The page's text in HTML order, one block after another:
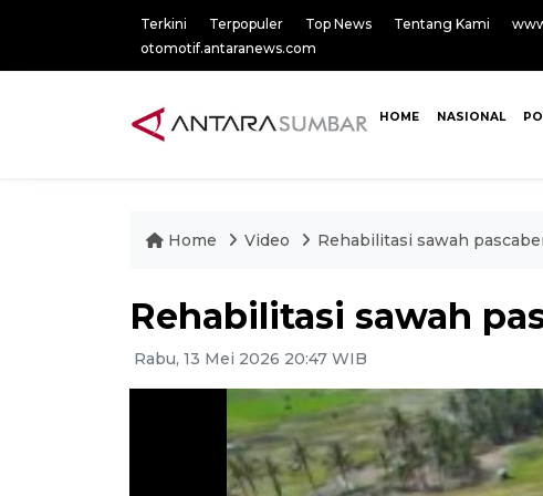
Terkini Terpopuler Top News Tentang Kami
otomotif.antaranews.com
HOME NASIONAL
Home Video Rehabilitasi sawah
Rehabilitasi sawah
Rabu, 13 Mei 2026 20:47 WIB